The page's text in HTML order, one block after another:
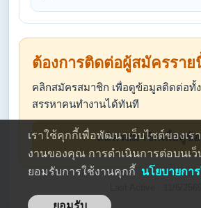
ต้องการติดต่อผู้สมัครราย
คลิกสมัครสมาชิก เพื่อดูข้อมูลติดต่อทั้
สรรหาคนทำงานได้ทันที
สมัครสมาชิกเพื่อดูข้
เราใช้คุกกี้เพื่อพัฒนาเว็บไซต์ของเร
งานของคุณ การดำเนินการต่อบนเ
ยอมรับการใช้งานคุกกี้ นโยบายกา